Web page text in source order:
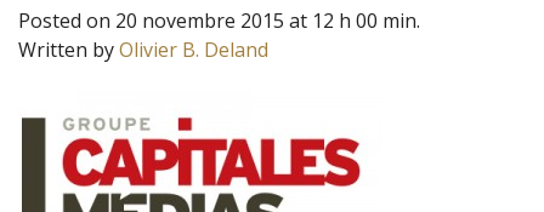
Posted on 20 novembre 2015 at 12 h 00 min.
Written byOlivier B. Deland